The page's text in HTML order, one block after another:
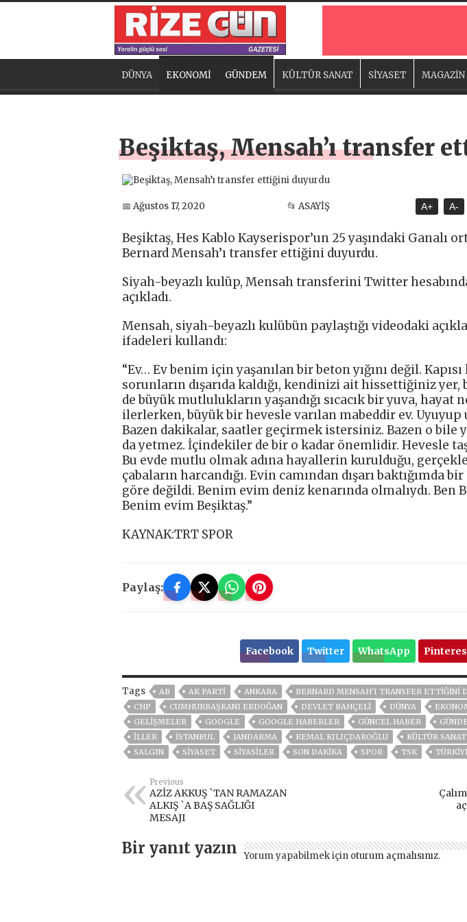
DÜNYA EKONOMİ GÜNDEM KÜLTÜR SANAT SİYASET MAGAZİN
Beşiktaş, Mensah’ı transfer
📅 Ağustos 17, 2020 📂 ASAYİŞ A+ A-
Beşiktaş, Hes Kablo Kayserispor’un 25 yaşındaki Ganalı
Bernard Mensah’ı transfer ettiğini duyurdu.
Siyah-beyazlı kulüp, Mensah transferini Twitter
açıkladı.
Mensah, siyah-beyazlı kulübün paylaştığı videodaki
ifadeleri kullandı:
“Ev… Ev benim için yaşanılan bir beton yığını değil.
sorunların dışarıda kaldığı, kendinizi ait hissettiğiniz yer,
de büyük mutlulukların yaşandığı sıcacık bir yuva, hayat
ilerlerken, büyük bir hevesle varılan mabeddir ev. Uyuyup
Bazen dakikalar, saatler geçirmek istersiniz. Bazen o bile
da yetmez. İçindekiler de bir o kadar önemlidir. Hevesle
Bu evde mutlu olmak adına hayallerin kurulduğu,
çabaların harcandığı. Evin camından dışarı baktığımda
göre değildi. Benim evim deniz kenarında olmalıydı. Ben
Benim evim Beşiktaş.”
KAYNAK:TRT SPOR
Paylaş:
Facebook Twitter WhatsApp
Tags AB AK PARTİ ANKARA BERNARD MENSAH'I TRANSFER ETTIĞINI
CHP
CUMHURBAŞKANI ERDOĞAN DEVLET BAHÇELİ DÜNYA
GELIŞMELER
GOOGLE GOOGLE HABERLER GÜNCEL HABER
İLLER
ISTANBUL JANDARMA KEMAL KILIÇDAROĞLU KÜLTÜR SANAT
SALGIN
SİYASET SİYASİLER SON DAKIKA SPOR TSK
Previous
AZİZ AKKUŞ `TAN RAMAZAN
ALKIŞ `A BAŞ SAĞLIĞI
MESAJI
Bir yanıt yazın Yorum yapabilmek için oturum açmalısınız.